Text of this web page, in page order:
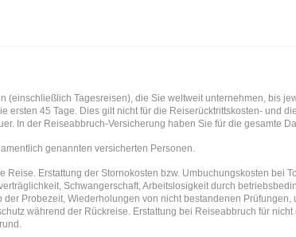
(einschließlich Tagesreisen), die Sie weltweit unternehmen, bis
ersten 45 Tage. Dies gilt nicht für die Reiserücktrittskosten- und
In der Reiseabbruch-Versicherung haben Sie für die gesamte
genannten versicherten Personen.
Reise. Erstattung der Stornokosten bzw. Umbuchungskosten
Schwangerschaft, Arbeitslosigkeit durch
Probezeit, Wiederholungen von nicht bestandenen
während der Rückreise. Erstattung bei Reiseabbruch für